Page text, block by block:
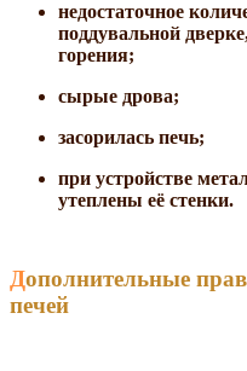
недостаточное
поддувальной
горения;
сырые дрова;
засорилась печь;
при устройстве
утеплены её стенки.
Дополнительные правила топки многоэтажных
печей